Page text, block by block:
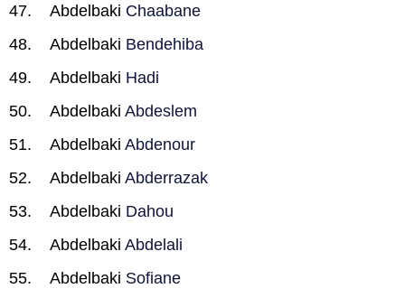
Abdelbaki Chaabane
Abdelbaki Bendehiba
Abdelbaki Hadi
Abdelbaki Abdeslem
Abdelbaki Abdenour
Abdelbaki Abderrazak
Abdelbaki Dahou
Abdelbaki Abdelali
Abdelbaki Sofiane